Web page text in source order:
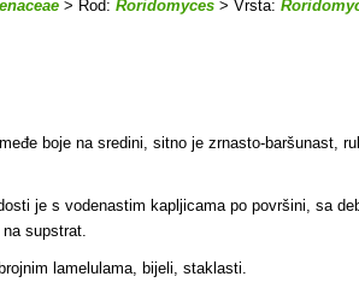
> Rod: Roridomyces > Vrsta:
boje na sredini, sitno je zrnasto-baršunast,
je s vodenastim kapljicama po površini, sa
supstrat.
lamelulama, bijeli, staklasti.